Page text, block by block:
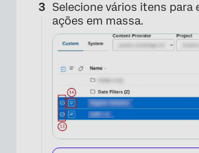
Selecione vários itens para
ações em massa.